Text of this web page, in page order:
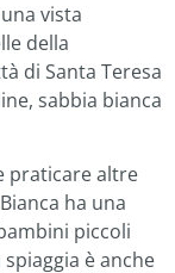
vista
della
di Santa Teresa
sabbia bianca
praticare altre
ha una
piccoli
è anche